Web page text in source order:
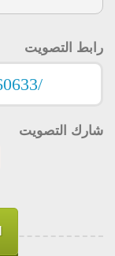
رابط التصويت
شارك التصويت